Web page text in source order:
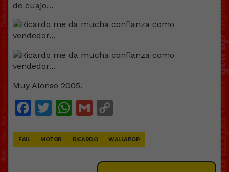
de cuajo…
Muy Alonso 2005.
Facebook
Twitter
WhatsApp
Gmail
FAIL MOTOR RICARDO WALLAPOP